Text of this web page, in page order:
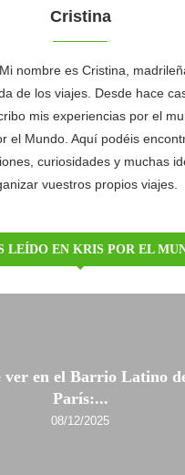
Cristina
nombre es Cristina,
de los viajes. Desde hace
mis experiencias por el
el Mundo. Aquí podéis
curiosidades y muchas
vuestros propios viajes.
LEÍDO EN KRIS POR EL
ver en el Barrio Latino
París:...
08/12/2025